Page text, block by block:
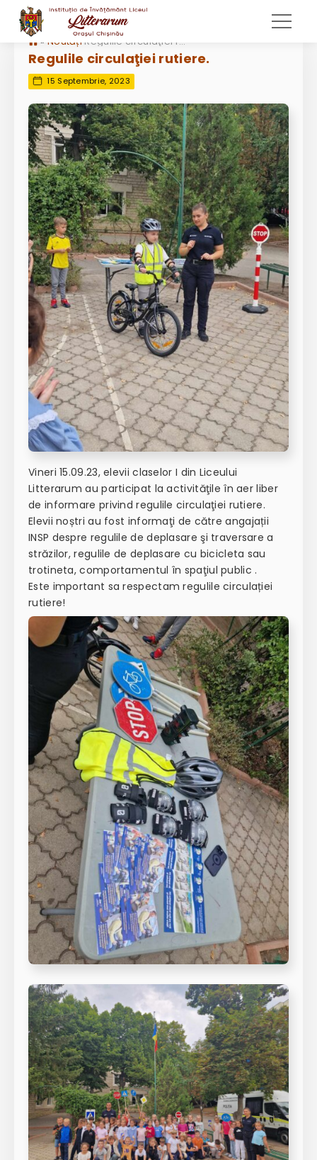
» Noutăți Regulile circulaţiei rutiere.
Regulile circulaţiei rutiere.
15 Septembrie, 2023
Vineri 15.09.23, elevii claselor I din Liceului
Litterarum au participat la activităţile în aer liber
de informare privind regulile circulaţiei rutiere.
Elevii noștri au fost informaţi de către angajații
INSP despre regulile de deplasare şi traversare a
străzilor, regulile de deplasare cu bicicleta sau
trotineta, comportamentul în spaţiul public .
Este important sa respectam regulile circulației
rutiere!